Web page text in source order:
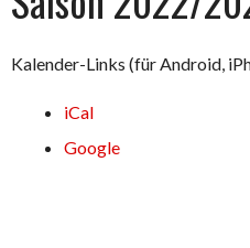
Kalender-Links (für Android,
iCal
Google